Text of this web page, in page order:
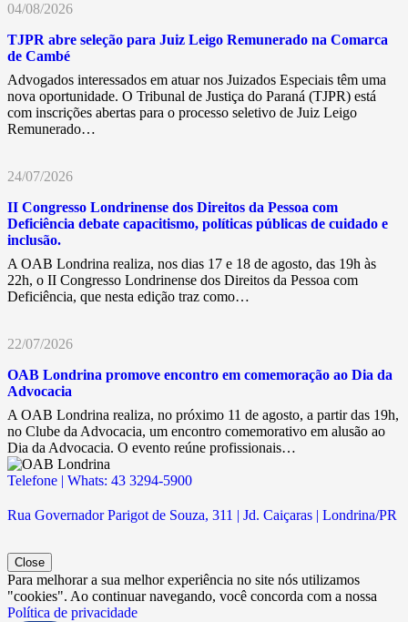
04/08/2026
TJPR abre seleção para Juiz Leigo Remunerado na Comarca
de Cambé
Advogados interessados em atuar nos Juizados Especiais têm uma
nova oportunidade. O Tribunal de Justiça do Paraná (TJPR) está
com inscrições abertas para o processo seletivo de Juiz Leigo
Remunerado…
24/07/2026
II Congresso Londrinense dos Direitos da Pessoa com
Deficiência debate capacitismo, políticas públicas de cuidado e
inclusão.
A OAB Londrina realiza, nos dias 17 e 18 de agosto, das 19h às
22h, o II Congresso Londrinense dos Direitos da Pessoa com
Deficiência, que nesta edição traz como…
22/07/2026
OAB Londrina promove encontro em comemoração ao Dia da
Advocacia
A OAB Londrina realiza, no próximo 11 de agosto, a partir das 19h,
no Clube da Advocacia, um encontro comemorativo em alusão ao
Dia da Advocacia. O evento reúne profissionais…
Telefone | Whats: 43 3294-5900
Rua Governador Parigot de Souza, 311 | Jd. Caiçaras | Londrina/PR
Close
Para melhorar a sua melhor experiência no site nós utilizamos
"cookies". Ao continuar navegando, você concorda com a nossa
Política de privacidade